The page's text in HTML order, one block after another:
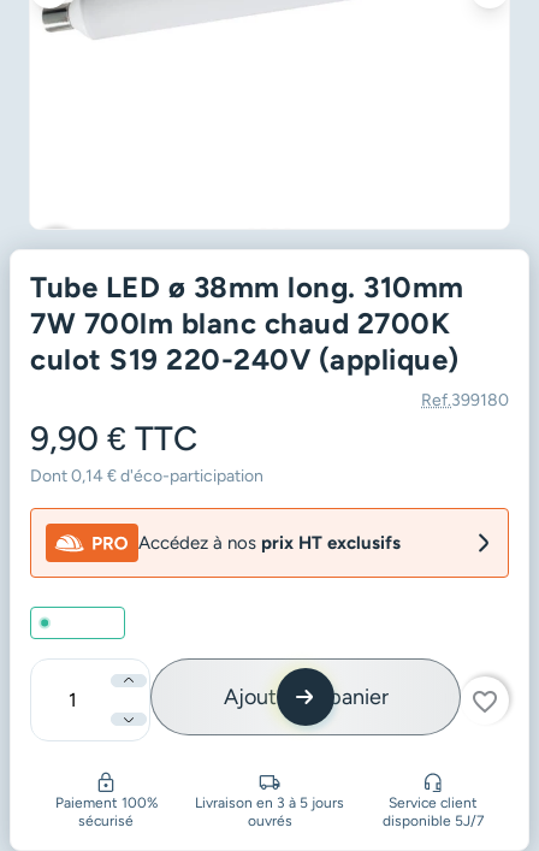
favorite_border
Tube LED ø 38mm long. 310mm
7W 700lm blanc chaud 2700K
culot S19 220-240V (applique)
Ref.399180
9,90 € TTC
Dont 0,14 € d'éco-participation
Accédez à nos prix HT exclusifs
Quantité
Ajouter au panier favorite_border
Paiement 100%
sécurisé
Livraison en 3 à 5 jours
ouvrés
Service client
disponible 5J/7